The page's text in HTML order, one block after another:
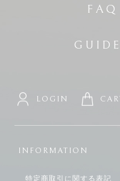
FAQ
GUIDE
LOGIN
INFORMATION
特定商取引に関する表記